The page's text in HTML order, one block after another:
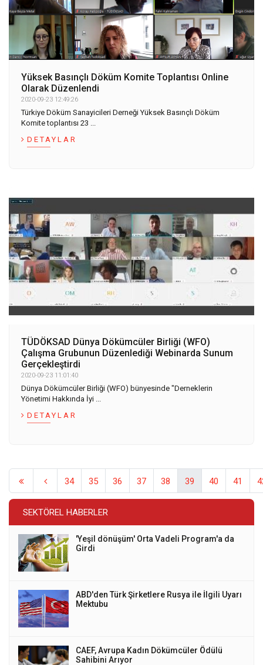
Yüksek Basınçlı Döküm Komite Toplantısı Online
Olarak Düzenlendi
2020-09-23 12:49:26
Türkiye Döküm Sanayicileri Derneği Yüksek Basınçlı Döküm
Komite toplantısı 23 ...
DETAYLAR
TÜDÖKSAD Dünya Dökümcüler Birliği (WFO)
Çalışma Grubunun Düzenlediği Webinarda Sunum
Gerçekleştirdi
2020-09-23 11:01:40
Dünya Dökümcüler Birliği (WFO) bünyesinde "Derneklerin
Yönetimi Hakkında İyi ...
DETAYLAR
34 35 36 37 38 39 40 41
SEKTÖREL HABERLER
'Yeşil dönüşüm' Orta Vadeli Program'a da
Girdi
ABD'den Türk Şirketlere Rusya ile İlgili Uyarı
Mektubu
CAEF, Avrupa Kadın Dökümcüler Ödülü
Sahibini Arıyor